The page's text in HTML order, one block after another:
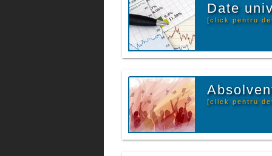
Date
[click pentru
[click pentru